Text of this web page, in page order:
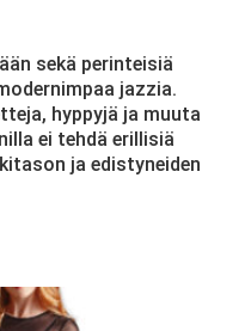
sekä perinteisiä
jazzia.
hyppyjä ja muuta
ei tehdä erillisiä
ja edistyneiden